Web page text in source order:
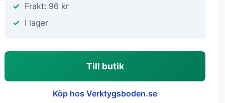
Frakt: 96 kr
I lager
Till butik
Köp hos Verktygsboden.se